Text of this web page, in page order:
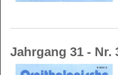
Jahrgang 31 - Nr.